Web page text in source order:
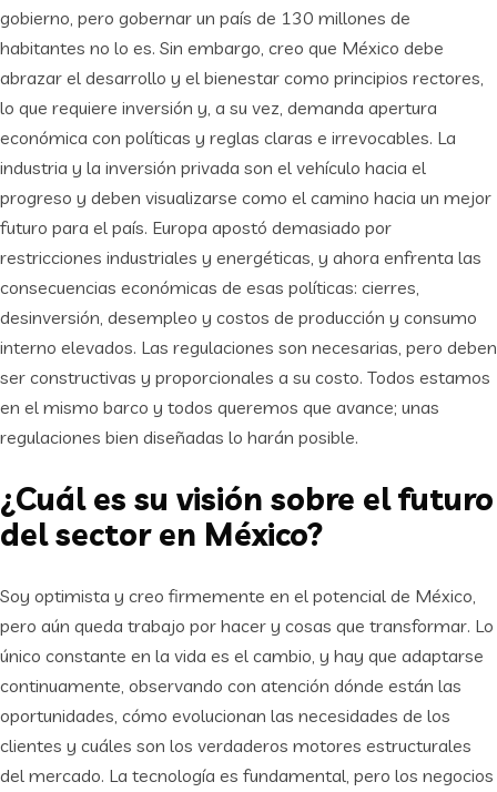
gobierno, pero gobernar un país de 130 millones de
habitantes no lo es. Sin embargo, creo que México debe
abrazar el desarrollo y el bienestar como principios rectores,
lo que requiere inversión y, a su vez, demanda apertura
económica con políticas y reglas claras e irrevocables. La
industria y la inversión privada son el vehículo hacia el
progreso y deben visualizarse como el camino hacia un mejor
futuro para el país. Europa apostó demasiado por
restricciones industriales y energéticas, y ahora enfrenta las
consecuencias económicas de esas políticas: cierres,
desinversión, desempleo y costos de producción y consumo
interno elevados. Las regulaciones son necesarias, pero deben
ser constructivas y proporcionales a su costo. Todos estamos
en el mismo barco y todos queremos que avance; unas
regulaciones bien diseñadas lo harán posible.
¿Cuál es su visión sobre el futuro
del sector en México?
Soy optimista y creo firmemente en el potencial de México,
pero aún queda trabajo por hacer y cosas que transformar. Lo
único constante en la vida es el cambio, y hay que adaptarse
continuamente, observando con atención dónde están las
oportunidades, cómo evolucionan las necesidades de los
clientes y cuáles son los verdaderos motores estructurales
del mercado. La tecnología es fundamental, pero los negocios